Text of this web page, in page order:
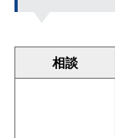
相談